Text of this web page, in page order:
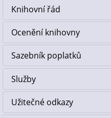
Knihovní řád
Ocenění knihovny
Sazebník poplatků
Služby
Užitečné odkazy